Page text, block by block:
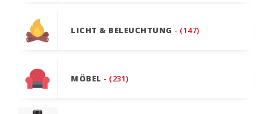
LICHT & BELEUCHTUNG - (147)
MÖBEL - (231)